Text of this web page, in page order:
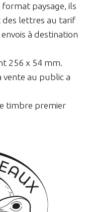
paysage, ils
des lettres au tarif
à destination
256 x 54 mm.
vente au public a
timbre premier